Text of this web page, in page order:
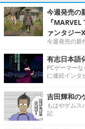
今週発売の
『
ァンタジー
今週発売の新
有志日本語
PCゲーマー
に連続インタ
吉田輝和の
もはやゲムス
記